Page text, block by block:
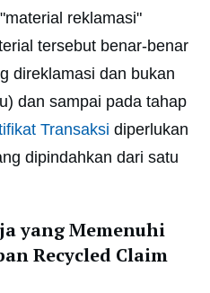
reklamasi"
tersebut benar-benar
direklamasi dan bukan
dan sampai pada tahap
Transaksi diperlukan
dipindahkan dari satu
yang Memenuhi
Recycled Claim